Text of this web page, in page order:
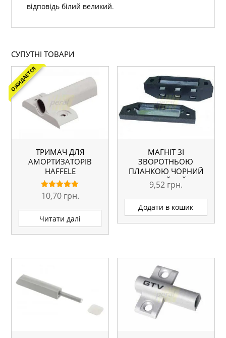
відповідь білий великий.
СУПУТНІ ТОВАРИ
ОЖИДАЕТСЯ
ТРИМАЧ ДЛЯ
АМОРТИЗАТОРІВ
HAFFELE
Оцінено в
з 5
10,70 грн.
Читати далі
МАГНІТ ЗІ
ЗВОРОТНЬОЮ
ПЛАНКОЮ ЧОРНИЙ
ВЕЛИЙКИЙ
9,52 грн.
Додати в кошик